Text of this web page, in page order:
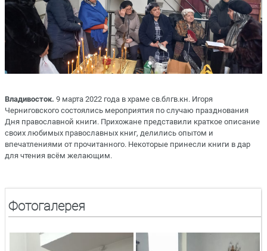
Владивосток. 9 марта 2022 года в храме св.блгв.кн. Игоря
Черниговского состоялись мероприятия по случаю празднования
Дня православной книги. Прихожане представили краткое описание
своих любимых православных книг, делились опытом и
впечатлениями от прочитанного. Некоторые принесли книги в дар
для чтения всём желающим.
Фотогалерея